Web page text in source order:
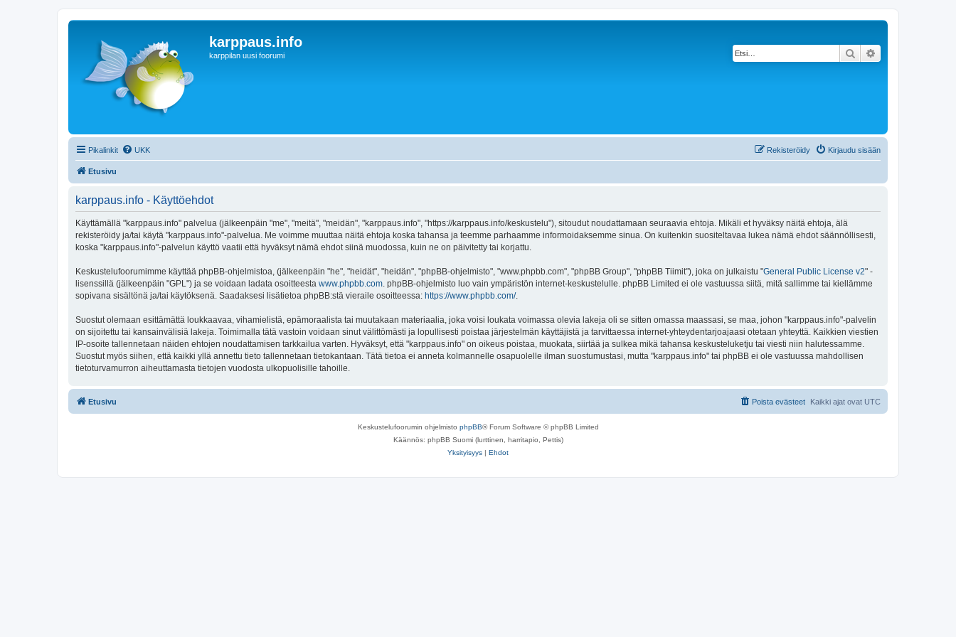
karppaus.info
karppilan uusi foorumi Etsi
Pikalinkit UKK Kirjaudu sisään
Rekisteröidy
Etusivu
karppaus.info - Käyttöehdot
Käyttämällä "karppaus.info" palvelua (jälkeenpäin "me", "meitä", "meidän", "karppaus.info", "https://karppaus.info/keskustelu"), sitoudut noudattamaan seuraavia ehtoja. Mikäli et hyväksy näitä ehtoja, älä
rekisteröidy ja/tai käytä "karppaus.info"-palvelua. Me voimme muuttaa näitä ehtoja koska tahansa ja teemme parhaamme informoidaksemme sinua. On kuitenkin suositeltavaa lukea nämä ehdot säännöllisesti,
koska "karppaus.info"-palvelun käyttö vaatii että hyväksyt nämä ehdot siinä muodossa, kuin ne on päivitetty tai korjattu.
Keskustelufoorumimme käyttää phpBB-ohjelmistoa, (jälkeenpäin "he", "heidät", "heidän", "phpBB-ohjelmisto", "www.phpbb.com", "phpBB Group", "phpBB Tiimit"), joka on julkaistu "General Public License v2" -
lisenssillä (jälkeenpäin "GPL") ja se voidaan ladata osoitteesta www.phpbb.com. phpBB-ohjelmisto luo vain ympäristön internet-keskustelulle. phpBB Limited ei ole vastuussa siitä, mitä sallimme tai kiellämme
sopivana sisältönä ja/tai käytöksenä. Saadaksesi lisätietoa phpBB:stä vieraile osoitteessa: https://www.phpbb.com/.
Suostut olemaan esittämättä loukkaavaa, vihamielistä, epämoraalista tai muutakaan materiaalia, joka voisi loukata voimassa olevia lakeja oli se sitten omassa maassasi, se maa, johon "karppaus.info"-palvelin
on sijoitettu tai kansainvälisiä lakeja. Toimimalla tätä vastoin voidaan sinut välittömästi ja lopullisesti poistaa järjestelmän käyttäjistä ja tarvittaessa internet-yhteydentarjoajaasi otetaan yhteyttä. Kaikkien viestien
IP-osoite tallennetaan näiden ehtojen noudattamisen tarkkailua varten. Hyväksyt, että "karppaus.info" on oikeus poistaa, muokata, siirtää ja sulkea mikä tahansa keskusteluketju tai viesti niin halutessamme.
Suostut myös siihen, että kaikki yllä annettu tieto tallennetaan tietokantaan. Tätä tietoa ei anneta kolmannelle osapuolelle ilman suostumustasi, mutta "karppaus.info" tai phpBB ei ole vastuussa mahdollisen
tietoturvamurron aiheuttamasta tietojen vuodosta ulkopuolisille tahoille.
Etusivu Kaikki ajat ovat UTC
Poista evästeet
Keskustelufoorumin ohjelmisto phpBB® Forum Software © phpBB Limited
Käännös: phpBB Suomi (lurttinen, harritapio, Pettis)
Yksityisyys | Ehdot